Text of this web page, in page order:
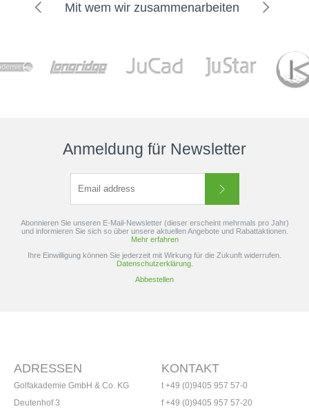
Mit wem wir zusammenarbeiten
Anmeldung für Newsletter
Abonnieren Sie unseren E-Mail-Newsletter (dieser erscheint mehrmals pro Jahr)
und informieren Sie sich so über unsere aktuellen Angebote und Rabattaktionen.
Mehr erfahren
Ihre Einwilligung können Sie jederzeit mit Wirkung für die Zukunft widerrufen.
Datenschutzerklärung.
Abbestellen
KONTAKT
t +49 (0)9405 957 57-0
f +49 (0)9405 957 57-20
ADRESSEN
Golfakademie GmbH & Co. KG
Deutenhof 3